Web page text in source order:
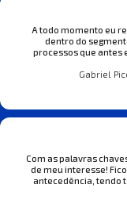
A todo momento eu
dentro do
processos que antes
Gabriel
Com as palavras
de meu interesse!
antecedência, tendo